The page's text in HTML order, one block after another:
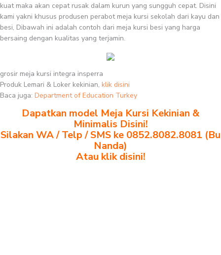
kuat maka akan cepat rusak dalam kurun yang sungguh cepat. Disini
kami yakni khusus produsen perabot meja kursi sekolah dari kayu dan
besi, Dibawah ini adalah contoh dari meja kursi besi yang harga
bersaing dengan kualitas yang terjamin.
grosir meja kursi integra insperra
Produk Lemari & Loker kekinian, klik disini
Baca juga: Department of Education Turkey
Dapatkan model Meja Kursi Kekinian &
Minimalis Disini!
Silakan WA / Telp / SMS ke 0852.8082.8081 (Bu
Nanda)
Atau klik disini!